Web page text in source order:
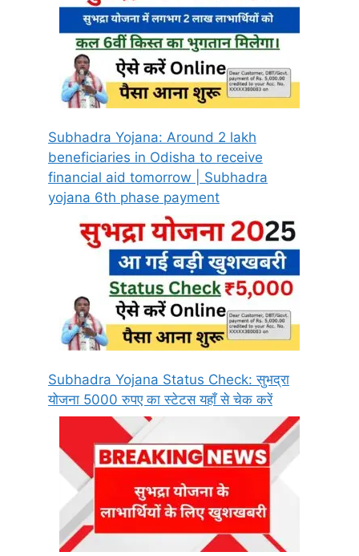
Subhadra Yojana: Around 2 lakh
beneficiaries in Odisha to receive
financial aid tomorrow | Subhadra
yojana 6th phase payment
Subhadra Yojana Status Check: सुभद्रा
योजना 5000 रुपए का स्टेटस यहाँ से चेक करें